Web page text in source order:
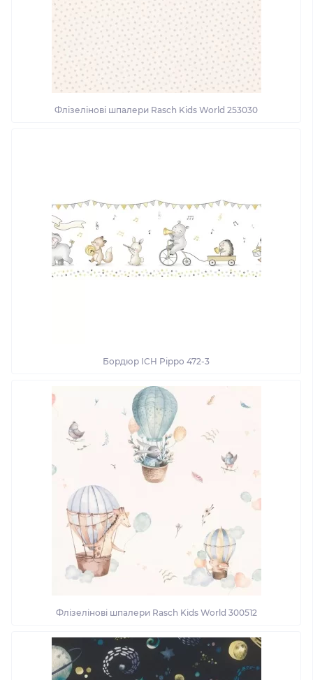
Флізелінові шпалери Rasch Kids World 253030
Бордюр ICH Pippo 472-3
Флізелінові шпалери Rasch Kids World 300512